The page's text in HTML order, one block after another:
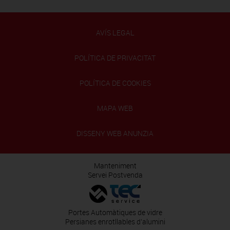
AVÍS LEGAL
POLÍTICA DE PRIVACITAT
POLÍTICA DE COOKIES
MAPA WEB
DISSENY WEB ANUNZIA
Manteniment
Servei Postvenda
Portes Automàtiques de vidre
Persianes enrotllables d'alumini